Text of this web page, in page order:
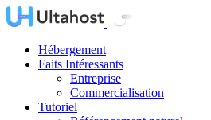
Hébergement
Faits Intéressants
Entreprise
Commercialisation
Tutoriel